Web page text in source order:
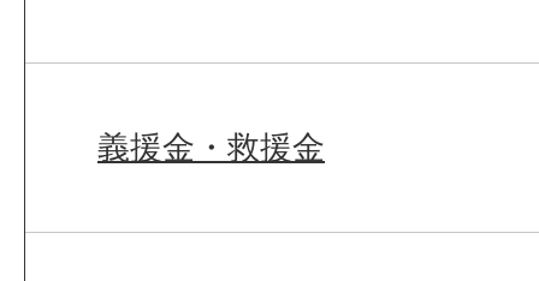
義援金・救援金